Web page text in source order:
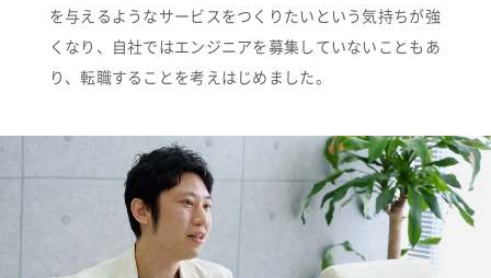
を与えるようなサービスをつくりたいという気持ちが強
くなり、自社ではエンジニアを募集していないこともあ
り、転職することを考えはじめました。